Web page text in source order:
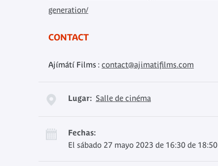
generation/
CONTACT
Ajímátí Films : contact@ajimatifilms.com
Lugar: Salle de cinéma
Fechas:
El sábado 27 mayo 2023 de 16:30 de 18:50